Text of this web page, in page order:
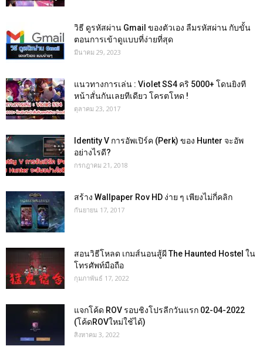
วิธี ดูรหัสผ่าน Gmail ของตัวเอง ลืมรหัสผ่าน กับขั้น
ตอนการเข้าดูแบบที่ง่ายที่สุด
มีนาคม 29, 2023
แนวทางการเล่น : Violet SS4 คริ 5000+ โดนยิงที
หน้าสั่นกันเลยทีเดียว โครตโหด !
ตุลาคม 23, 2017
Identity V การอัพเปิร์ค (Perk) ของ Hunter จะอัพ
อย่างไรดี?
กรกฎาคม 21, 2018
สร้าง Wallpaper Rov HD ง่าย ๆ เพียงไม่กี่คลิก
กันยายน 17, 2017
สอนวิธีโหลด เกมส์นอนสู้ผี The Haunted Hostel ใน
โทรศัพท์มือถือ
กุมภาพันธ์ 17, 2022
แจกโค้ด ROV รอบชิงโปรลีกวันแรก 02-04-2022
(โค้ดROVใหม่ใช้ได้)
สิงหาคม 3, 2022